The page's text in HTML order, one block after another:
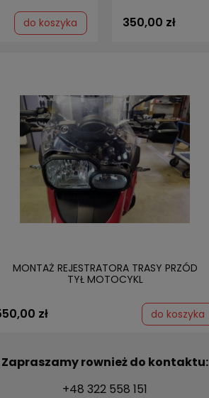
do koszyka 350,00 zł
MONTAŻ REJESTRATORA TRASY PRZÓD
TYŁ MOTOCYKL
zł do koszyka
Zapraszamy rownież do kontaktu:
+48 322 558 151